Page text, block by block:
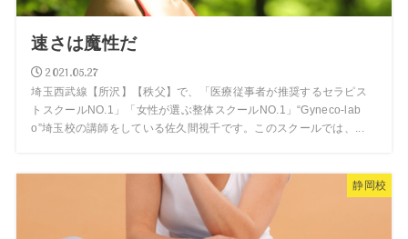
速さは魔性だ
2021.05.27
埼玉西武線【所沢】【秩父】で、「医療従事者が推奨するセラピス
トスクールNO.1」「女性が選ぶ整体スクールNO.1」“Gyneco-lab
o”埼玉校の講師をしている佐久間視千です。このスクールでは、...
静岡校